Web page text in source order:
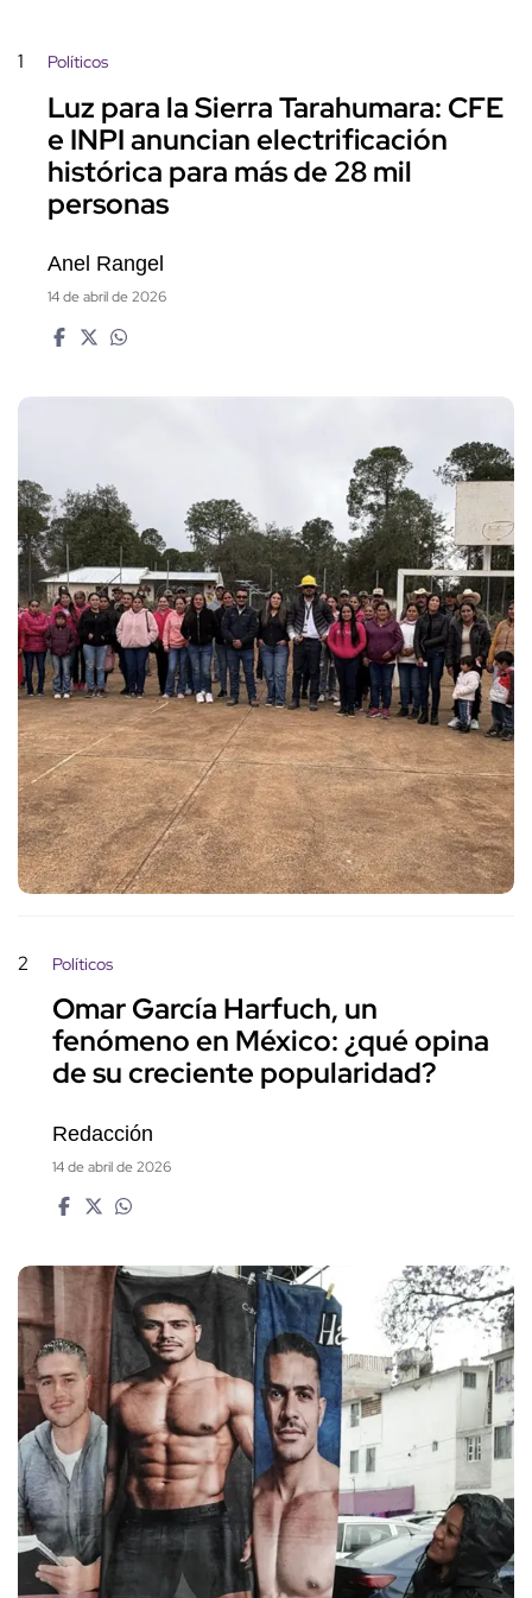
1 Políticos
Luz para la Sierra Tarahumara: CFE
e INPI anuncian electrificación
histórica para más de 28 mil
personas
Anel Rangel
14 de abril de 2026
2 Políticos
Omar García Harfuch, un
fenómeno en México: ¿qué opina
de su creciente popularidad?
Redacción
14 de abril de 2026